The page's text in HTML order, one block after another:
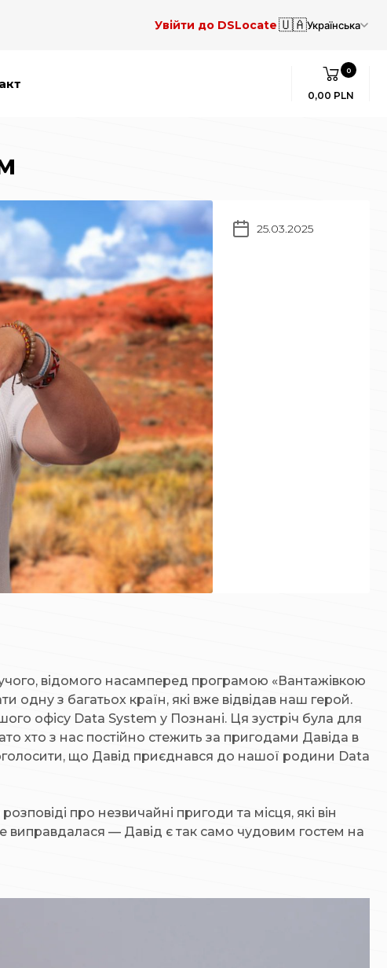
Увійти до DSLocate🇺🇦Українська
0
0,00 PLN
25.03.2025
відомого насамперед програмою «Вантажівкою
з багатьох країн, які вже відвідав наш герой.
офісу Data System у Познані. Ця зустріч була для
хто з нас постійно стежить за пригодами Давіда в
що Давід приєднався до нашої родини Data
про незвичайні пригоди та місця, які він
виправдалася — Давід є так само чудовим гостем на